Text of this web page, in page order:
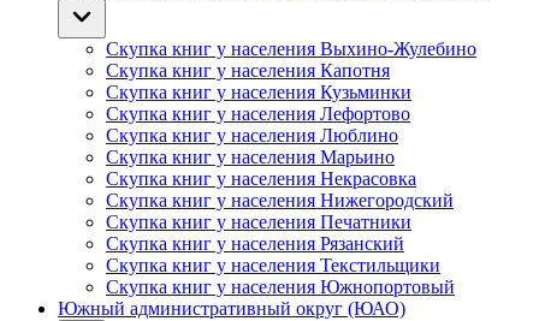
Скупка книг у населения Выхино-Жулебино
Скупка книг у населения Капотня
Скупка книг у населения Кузьминки
Скупка книг у населения Лефортово
Скупка книг у населения Люблино
Скупка книг у населения Марьино
Скупка книг у населения Некрасовка
Скупка книг у населения Нижегородский
Скупка книг у населения Печатники
Скупка книг у населения Рязанский
Скупка книг у населения Текстильщики
Скупка книг у населения Южнопортовый
Южный административный округ (ЮАО)